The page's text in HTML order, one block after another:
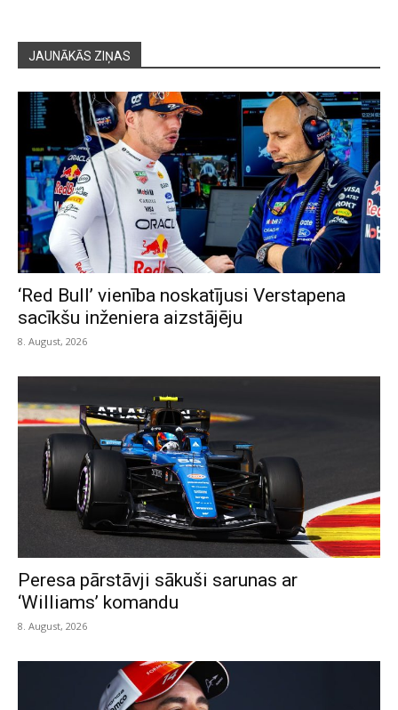
JAUNĀKĀS ZIŅAS
‘Red Bull’ vienība noskatījusi Verstapena
sacīkšu inženiera aizstājēju
8. August, 2026
Peresa pārstāvji sākuši sarunas ar
‘Williams’ komandu
8. August, 2026